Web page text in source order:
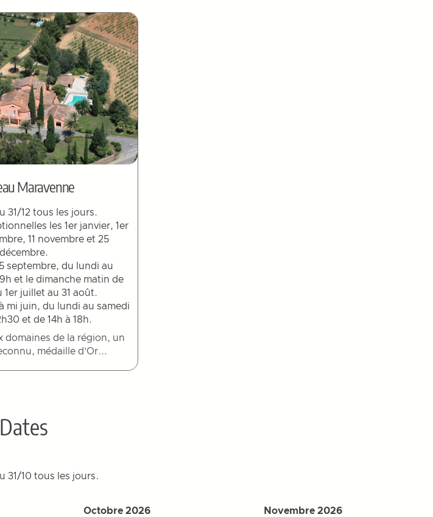
Maravenne
31/12 tous les jours.
les 1er janvier, 1er
11 novembre et 25
décembre.
septembre, du lundi au
et le dimanche matin de
1er juillet au 31 août.
mi juin, du lundi au samedi
et de 14h à 18h.
domaines de la région, un
médaille d’Or...
Dates
31/10 tous les jours.
Octobre 2026 Novembre 2026